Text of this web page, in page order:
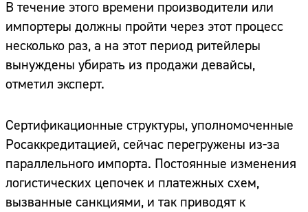
В течение этого времени производители или
импортеры должны пройти через этот процесс
несколько раз, а на этот период ритейлеры
вынуждены убирать из продажи девайсы,
отметил эксперт.
Сертификационные структуры, уполномоченные
Росаккредитацией, сейчас перегружены из-за
параллельного импорта. Постоянные изменения
логистических цепочек и платежных схем,
вызванные санкциями, и так приводят к